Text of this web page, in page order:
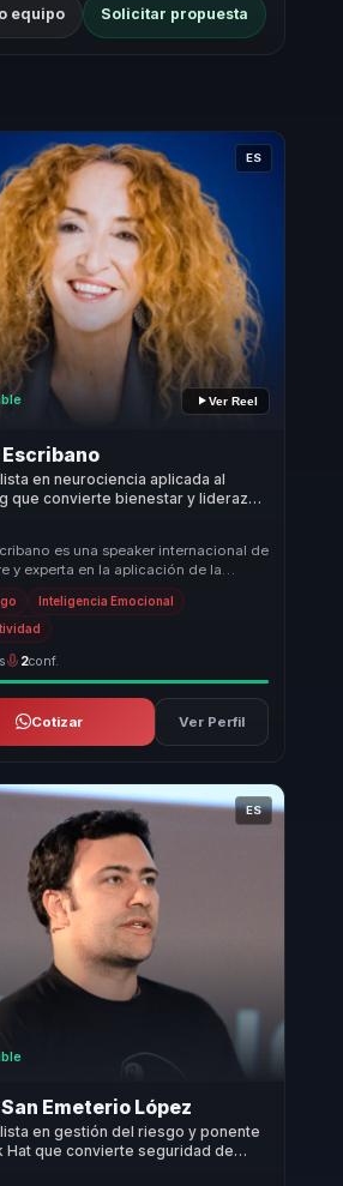
equipo Solicitar propuesta
ES
Ver Reel
en neurociencia aplicada al
que convierte bienestar y liderazgo
en foco, confianza y culturas más
es una speaker internacional de
y experta en la aplicación de la
al coaching, liderando la transfo...
Inteligencia Emocional
2conf.
Cotizar Ver Perfil
ES
San Emeterio López
en gestión del riesgo y ponente
Hat que convierte seguridad de
en resiliencia para empresas.